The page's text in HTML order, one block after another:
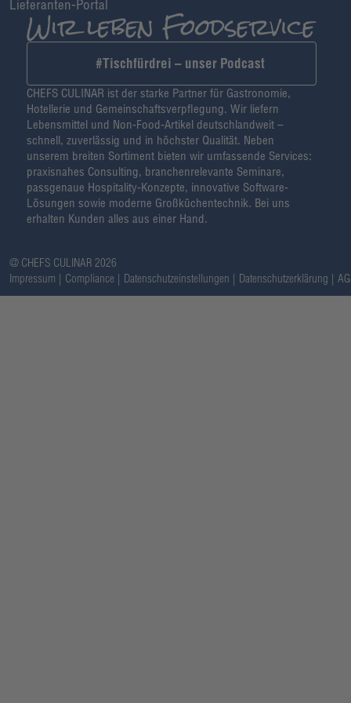
Lieferanten-Portal
#Tischfürdrei – unser Podcast
CHEFS CULINAR ist der starke Partner für Gastronomie,
Hotellerie und Gemeinschaftsverpflegung. Wir liefern
Lebensmittel und Non-Food-Artikel deutschlandweit –
schnell, zuverlässig und in höchster Qualität. Neben
unserem breiten Sortiment bieten wir umfassende Services:
praxisnahes Consulting, branchenrelevante Seminare,
passgenaue Hospitality-Konzepte, innovative Software-
Lösungen sowie moderne Großküchentechnik. Bei uns
erhalten Kunden alles aus einer Hand.
@ CHEFS CULINAR 2026
Impressum
Compliance Datenschutzeinstellungen Datenschutzerklärung